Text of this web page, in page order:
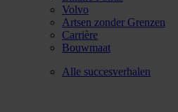
Volvo
Artsen zonder Grenzen
Carrière
Bouwmaat
Alle succesverhalen